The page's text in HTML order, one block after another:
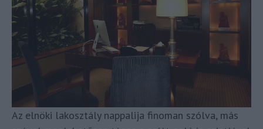
Az elnöki lakosztály nappalija finoman szólva, más